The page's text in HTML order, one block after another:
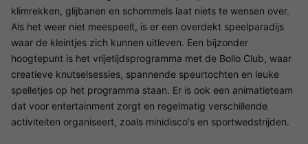
klimrekken, glijbanen en schommels laat niets te wensen over.
Als het weer niet meespeelt, is er een overdekt speelparadijs
waar de kleintjes zich kunnen uitleven. Een bijzonder
hoogtepunt is het vrijetijdsprogramma met de Bollo Club, waar
creatieve knutselsessies, spannende speurtochten en leuke
spelletjes op het programma staan. Er is ook een animatieteam
dat voor entertainment zorgt en regelmatig verschillende
activiteiten organiseert, zoals minidisco's en sportwedstrijden.